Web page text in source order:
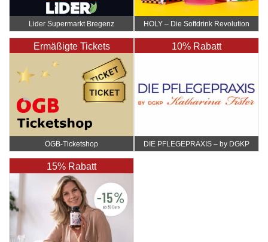
Lider Supermarkt Bregenz HOLY – Die Softdrink Revolution
Ermäßigte Tickets
ÖGB-Ticketshop
10% Rabatt
DIE PFLEGEPRAXIS – by DGKP
15% Rabatt